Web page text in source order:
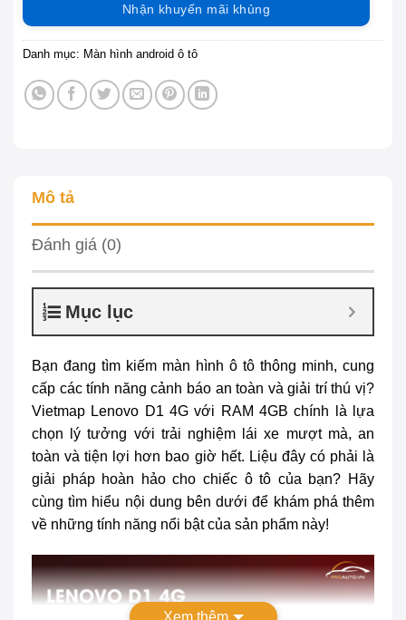
Nhận khuyến mãi khủng
Danh mục: Màn hình android ô tô
Mô tả
Đánh giá (0)
Mục lục
Bạn đang tìm kiếm màn hình ô tô thông minh, cung
cấp các tính năng cảnh báo an toàn và giải trí thú vị?
Vietmap Lenovo D1 4G với RAM 4GB chính là lựa
chọn lý tưởng với trải nghiệm lái xe mượt mà, an
toàn và tiện lợi hơn bao giờ hết. Liệu đây có phải là
giải pháp hoàn hảo cho chiếc ô tô của bạn? Hãy
cùng tìm hiểu nội dung bên dưới để khám phá thêm
về những tính năng nổi bật của sản phẩm này!